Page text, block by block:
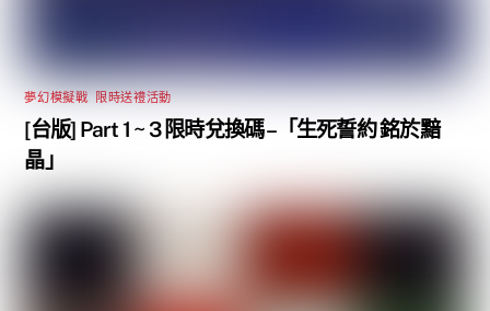
夢幻模擬戰 限時送禮活動
[台版] Part 1 ~ 3 限時兌換碼 –「生死誓約 銘於黯
晶」